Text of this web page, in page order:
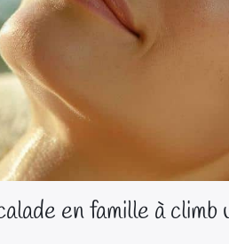
en famille à